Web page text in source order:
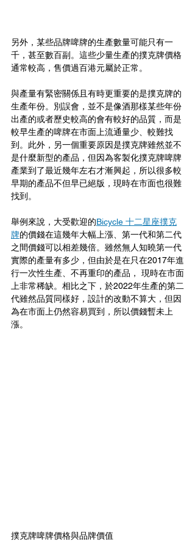
另外，某些品牌啤牌的生產數量可能只有一
千，甚至數百副。這些少量生產的撲克牌價格
通常較高，售價過百港元屬於正常。
與產量有緊密關係且有時更重要的是撲克牌的
生產年份。別誤會，並不是像酒那樣某些年份
出產的或者歷史較高的會有較好的品質，而是
較早生產的啤牌在市面上流通量少、較難找
到。此外，另一個重要原因是撲克牌雖然並不
是什麼新型的產品，但因為客製化撲克牌啤牌
產業到了最近幾年左右才漸興起，所以很多較
早期的產品不但早已絕版，現時在市面也很難
找到。
舉例來說，大受歡迎的Bicycle 十二星座撲克
牌的價錢在這幾年大幅上漲、第一代和第二代
之間價錢可以相差幾倍。雖然無人知曉第一代
實際的產量有多少，但由於是在只在2017年進
行一次性生產、不再重印的產品， 現時在市面
上非常稀缺。相比之下，於2022年生產的第二
代雖然品質同樣好，設計的改動不算大，但因
為在市面上仍然容易買到，所以價錢暫未上
漲。
撲克牌啤牌價格與品牌價值